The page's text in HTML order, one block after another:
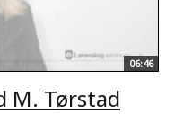
06:46
M. Tørstad